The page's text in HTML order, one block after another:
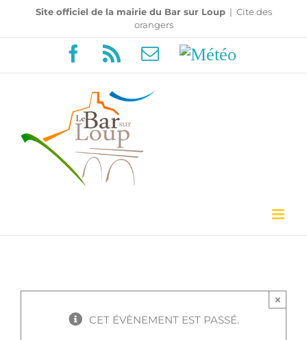
au
Site officiel de la mairie du Bar sur Loup | Cite des
orangers
Facebook
Rss EmailMétéo
CET ÉVÈNEMENT EST PASSÉ.
×